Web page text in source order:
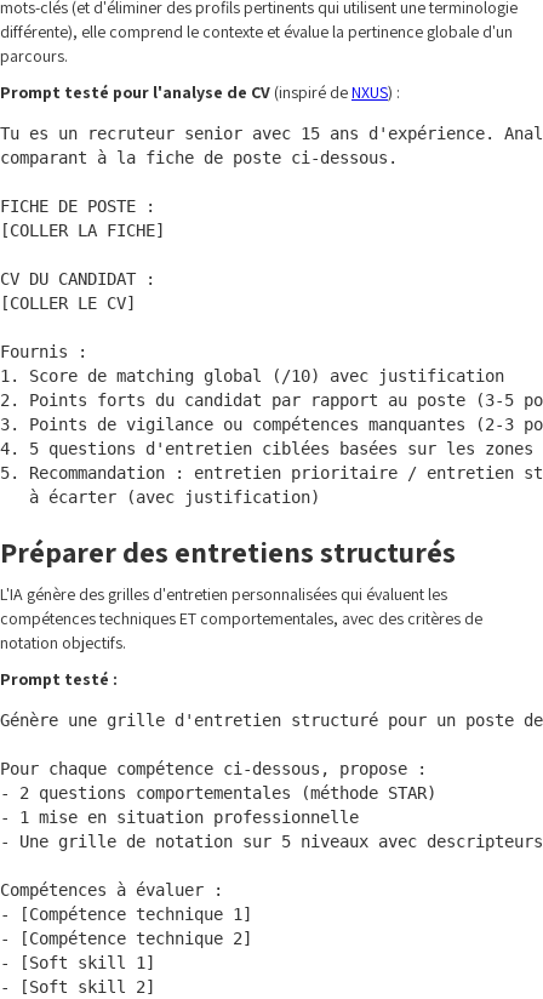
mots-clés (et d'éliminer des profils pertinents qui utilisent une terminologie
différente), elle comprend le contexte et évalue la pertinence globale d'un
parcours.
Prompt testé pour l'analyse de CV (inspiré deNXUS) :
Tu es un recruteur senior avec 15 ans d'expérience.
comparant à la fiche de poste ci-dessous.
FICHE DE POSTE :
[COLLER LA FICHE]
CV DU CANDIDAT :
[COLLER LE CV]
Fournis :
1. Score de matching global (/10) avec justification
2. Points forts du candidat par rapport au poste (3-5
3. Points de vigilance ou compétences manquantes (2-3
4. 5 questions d'entretien ciblées basées sur les zones
5. Recommandation : entretien prioritaire / entretien
Préparer des entretiens structurés
L'IA génère des grilles d'entretien personnalisées qui évaluent les
compétences techniques ET comportementales, avec des critères de
notation objectifs.
Prompt testé :
Génère une grille d'entretien structuré pour un poste
Pour chaque compétence ci-dessous, propose :
- 2 questions comportementales (méthode STAR)
- 1 mise en situation professionnelle
- Une grille de notation sur 5 niveaux avec
Compétences à évaluer :
- [Compétence technique 1]
- [Compétence technique 2]
- [Soft skill 1]
- [Soft skill 2]